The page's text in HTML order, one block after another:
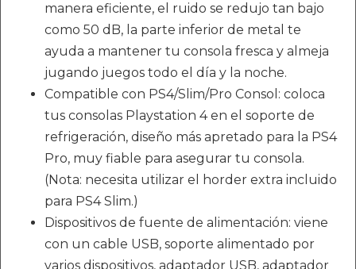
manera eficiente, el ruido se redujo tan bajo
como 50 dB, la parte inferior de metal te
ayuda a mantener tu consola fresca y almeja
jugando juegos todo el día y la noche.
Compatible con PS4/Slim/Pro Consol: coloca
tus consolas Playstation 4 en el soporte de
refrigeración, diseño más apretado para la PS4
Pro, muy fiable para asegurar tu consola.
(Nota: necesita utilizar el horder extra incluido
para PS4 Slim.)
Dispositivos de fuente de alimentación: viene
con un cable USB, soporte alimentado por
varios dispositivos, adaptador USB, adaptador